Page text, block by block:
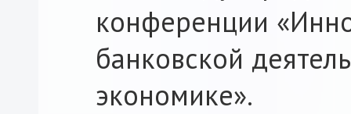
конференции
банковской
экономике».